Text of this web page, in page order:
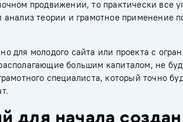
продвижении, то практически все
теории и грамотное применение
для молодого сайта или проекта с
большим капиталом, не
специалиста, который точно
для начала